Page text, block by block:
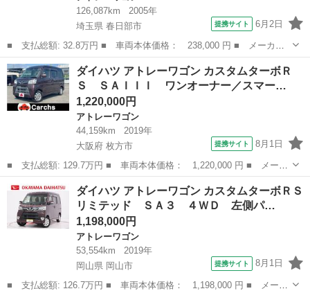
126,087km
2005年
埼玉県 春日部市
提携サイト 6月2日
■ 支払総額: 32.8万円 ■ 車両本体価格： 238,000 円 ■ メーカー
名： ダイハツ ■ 車種名： アトレーワゴン ■ グレード名： カ
スタムターボ Ｇセレクション 後期型 特別仕様車 ターボ Ｔベ
ル交換済 新...
埼玉 春日部市 アトレーワゴン
ダイハツ アトレーワゴン カスタムターボＲ
Ｓ ＳＡＩＩＩ ワンオーナー／スマー…
1,220,000円
アトレーワゴン
44,159km
2019年
大阪府 枚方市
提携サイト 8月1日
■ 支払総額: 129.7万円 ■ 車両本体価格： 1,220,000 円 ■ メーカ
ー名： ダイハツ ■ 車種名： アトレーワゴン ■ グレード名：
カスタムターボＲＳ ＳＡＩＩＩ ワンオーナー／スマートアシスト
ＩＩＩ／...
大阪 枚方市 アトレーワゴン
ダイハツ アトレーワゴン カスタムターボＲＳ
リミテッド ＳＡ３ ４ＷＤ 左側パ…
1,198,000円
アトレーワゴン
53,554km
2019年
岡山県 岡山市
提携サイト 8月1日
■ 支払総額: 126.7万円 ■ 車両本体価格： 1,198,000 円 ■ メーカ